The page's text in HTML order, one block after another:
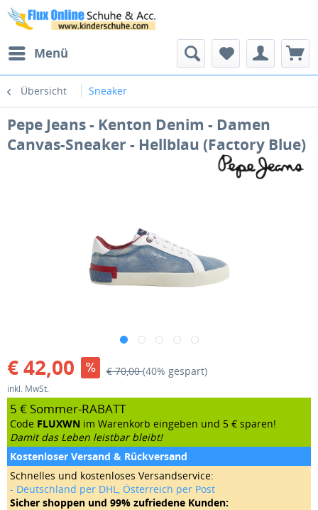
Menü
Übersicht Sneaker
Pepe Jeans - Kenton Denim - Damen
Canvas-Sneaker - Hellblau (Factory Blue)
€ 42,00 € 70,00(40% gespart)
inkl. MwSt.
5 € Sommer-RABATT
Code FLUXWN im Warenkorb eingeben und 5 € sparen!
Damit das Leben leistbar bleibt!
Kostenloser Versand & Rückversand
Schnelles und kostenloses Versandservice:
- Deutschland per DHL, Österreich per Post
Sicher shoppen und 99% zufriedene Kunden: